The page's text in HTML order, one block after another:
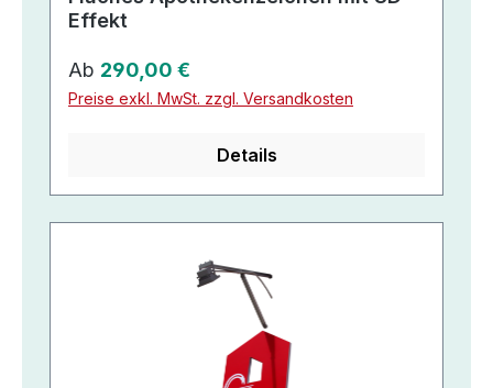
Effekt
Regulärer Preis:
Ab 290,00 €
Preise exkl. MwSt. zzgl. Versandkosten
Details